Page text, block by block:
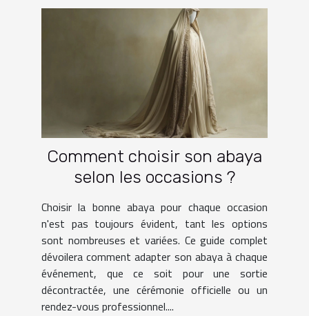
Comment choisir son abaya
selon les occasions ?
Choisir la bonne abaya pour chaque occasion
n'est pas toujours évident, tant les options
sont nombreuses et variées. Ce guide complet
dévoilera comment adapter son abaya à chaque
événement, que ce soit pour une sortie
décontractée, une cérémonie officielle ou un
rendez-vous professionnel....